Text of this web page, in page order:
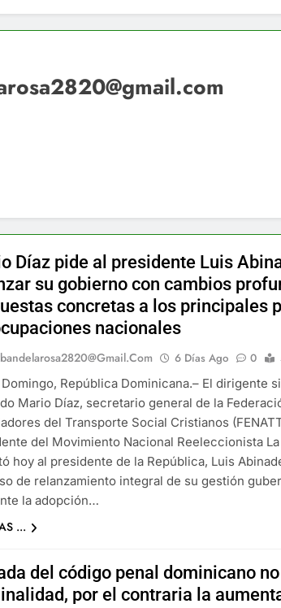
Díaz pide al presidente Luis
su gobierno con cambios
concretas a los principales
nacionales
6 Días Ago 0
República Dominicana.– El dirigente
Mario Díaz, secretario general de la
del Transporte Social Cristianos
del Movimiento Nacional Reeleccionista La
hoy al presidente de la República, Luis
de relanzamiento integral de su gestión
la adopción…
...
del código penal dominicano
por el contraria la